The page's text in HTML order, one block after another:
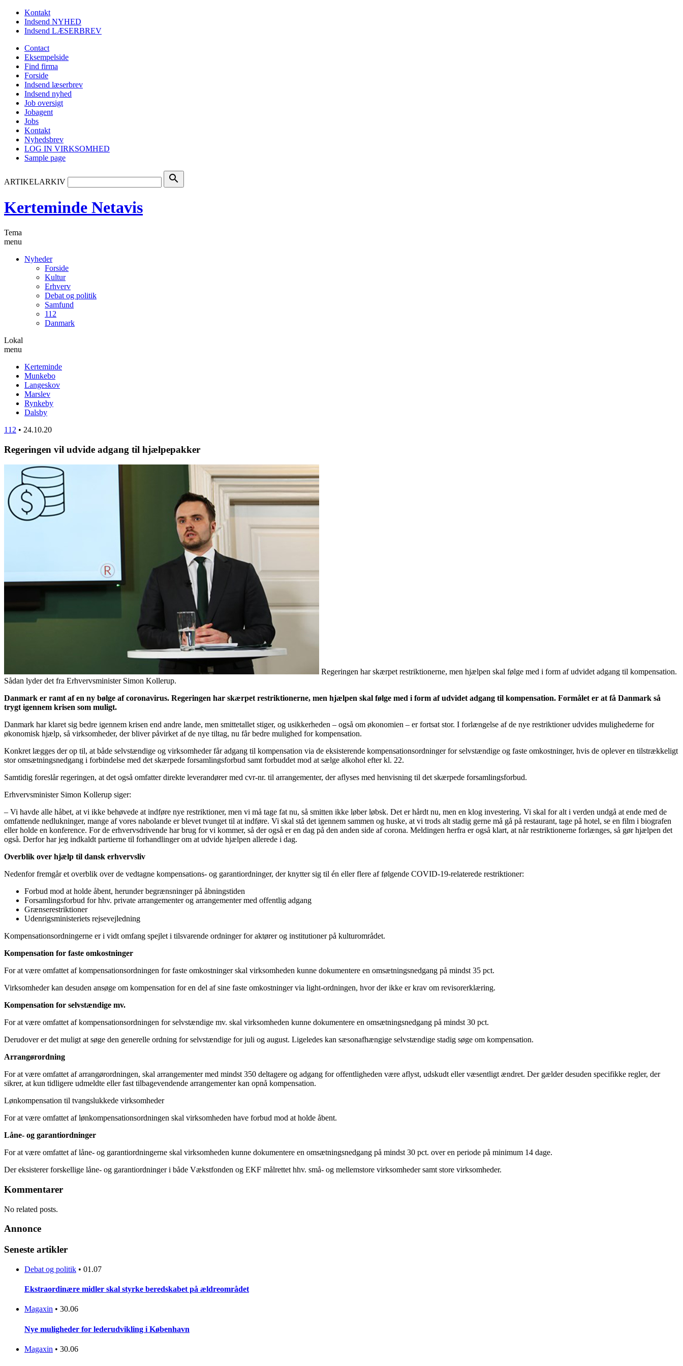
Kontakt
Indsend NYHED
Indsend LÆSERBREV
Contact
Eksempelside
Find firma
Forside
Indsend læserbrev
Indsend nyhed
Job oversigt
Jobagent
Jobs
Kontakt
Nyhedsbrev
LOG IN VIRKSOMHED
Sample page
ARTIKELARKIV search
Kerteminde Netavis
Tema
menu
Nyheder
Forside
Kultur
Erhverv
Debat og politik
Samfund
112
Danmark
Lokal
menu
Kerteminde
Munkebo
Langeskov
Marslev
Rynkeby
Dalsby
112 • 24.10.20
Regeringen vil udvide adgang til hjælpepakker
Regeringen har skærpet restriktionerne, men hjælpen skal følge med i form af udvidet adgang til kompensation.
Sådan lyder det fra Erhvervsminister Simon Kollerup.
Danmark er ramt af en ny bølge af coronavirus. Regeringen har skærpet restriktionerne, men hjælpen skal følge med i form af udvidet adgang til kompensation. Formålet er at få Danmark så
trygt igennem krisen som muligt.
Danmark har klaret sig bedre igennem krisen end andre lande, men smittetallet stiger, og usikkerheden – også om økonomien – er fortsat stor. I forlængelse af de nye restriktioner udvides mulighederne for
økonomisk hjælp, så virksomheder, der bliver påvirket af de nye tiltag, nu får bedre mulighed for kompensation.
Konkret lægges der op til, at både selvstændige og virksomheder får adgang til kompensation via de eksisterende kompensationsordninger for selvstændige og faste omkostninger, hvis de oplever en tilstrækkeligt
stor omsætningsnedgang i forbindelse med det skærpede forsamlingsforbud samt forbuddet mod at sælge alkohol efter kl. 22.
Samtidig foreslår regeringen, at det også omfatter direkte leverandører med cvr-nr. til arrangementer, der aflyses med henvisning til det skærpede forsamlingsforbud.
Erhvervsminister Simon Kollerup siger:
– Vi havde alle håbet, at vi ikke behøvede at indføre nye restriktioner, men vi må tage fat nu, så smitten ikke løber løbsk. Det er hårdt nu, men en klog investering. Vi skal for alt i verden undgå at ende med de
omfattende nedlukninger, mange af vores nabolande er blevet tvunget til at indføre. Vi skal stå det igennem sammen og huske, at vi trods alt stadig gerne må gå på restaurant, tage på hotel, se en film i biografen
eller holde en konference. For de erhvervsdrivende har brug for vi kommer, så der også er en dag på den anden side af corona. Meldingen herfra er også klart, at når restriktionerne forlænges, så gør hjælpen det
også. Derfor har jeg indkaldt partierne til forhandlinger om at udvide hjælpen allerede i dag.
Overblik over hjælp til dansk erhvervsliv
Nedenfor fremgår et overblik over de vedtagne kompensations- og garantiordninger, der knytter sig til én eller flere af følgende COVID-19-relaterede restriktioner:
Forbud mod at holde åbent, herunder begrænsninger på åbningstiden
Forsamlingsforbud for hhv. private arrangementer og arrangementer med offentlig adgang
Grænserestriktioner
Udenrigsministeriets rejsevejledning
Kompensationsordningerne er i vidt omfang spejlet i tilsvarende ordninger for aktører og institutioner på kulturområdet.
Kompensation for faste omkostninger
For at være omfattet af kompensationsordningen for faste omkostninger skal virksomheden kunne dokumentere en omsætningsnedgang på mindst 35 pct.
Virksomheder kan desuden ansøge om kompensation for en del af sine faste omkostninger via light-ordningen, hvor der ikke er krav om revisorerklæring.
Kompensation for selvstændige mv.
For at være omfattet af kompensationsordningen for selvstændige mv. skal virksomheden kunne dokumentere en omsætningsnedgang på mindst 30 pct.
Derudover er det muligt at søge den generelle ordning for selvstændige for juli og august. Ligeledes kan sæsonafhængige selvstændige stadig søge om kompensation.
Arrangørordning
For at være omfattet af arrangørordningen, skal arrangementer med mindst 350 deltagere og adgang for offentligheden være aflyst, udskudt eller væsentligt ændret. Der gælder desuden specifikke regler, der
sikrer, at kun tidligere udmeldte eller fast tilbagevendende arrangementer kan opnå kompensation.
Lønkompensation til tvangslukkede virksomheder
For at være omfattet af lønkompensationsordningen skal virksomheden have forbud mod at holde åbent.
Låne- og garantiordninger
For at være omfattet af låne- og garantiordningerne skal virksomheden kunne dokumentere en omsætningsnedgang på mindst 30 pct. over en periode på minimum 14 dage.
Der eksisterer forskellige låne- og garantiordninger i både Vækstfonden og EKF målrettet hhv. små- og mellemstore virksomheder samt store virksomheder.
Kommentarer
No related posts.
Annonce
Seneste artikler
Debat og politik • 01.07
Ekstraordinære midler skal styrke beredskabet på ældreområdet
Magaxin • 30.06
Nye muligheder for lederudvikling i København
Magaxin • 30.06